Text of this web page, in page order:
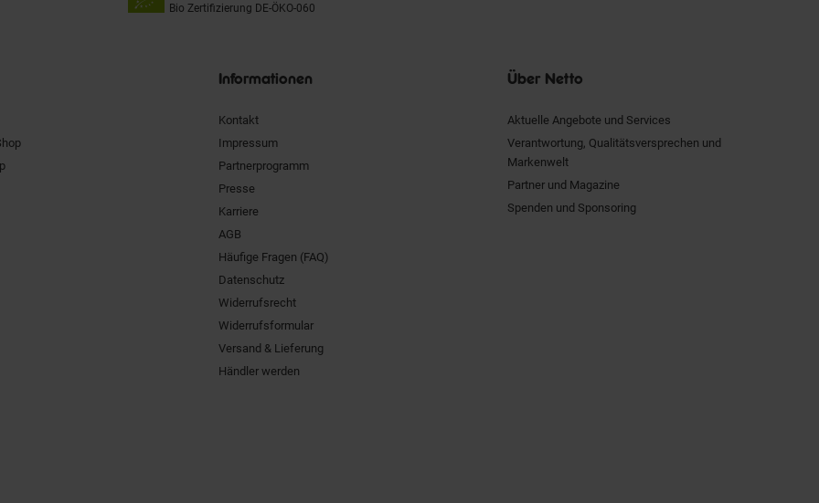
Bio Zertifizierung DE-ÖKO-060
Informationen
Kontakt
Impressum
Partnerprogramm
Presse
Karriere
AGB
Häufige Fragen (FAQ)
Datenschutz
Widerrufsrecht
Widerrufsformular
Versand & Lieferung
Händler werden
Über Netto
Aktuelle Angebote und Services
Verantwortung, Qualitätsversprechen und
Markenwelt
Partner und Magazine
Spenden und Sponsoring